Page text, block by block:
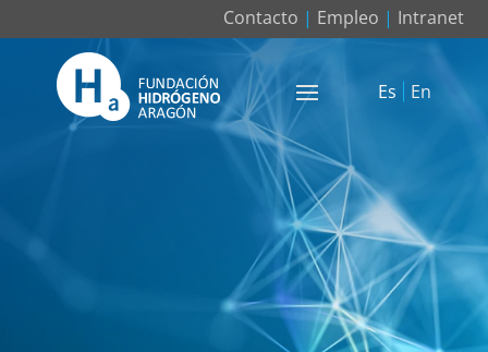
Contacto | Empleo | Intranet
Es En